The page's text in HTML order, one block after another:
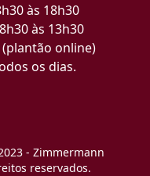
às 18h30
às 13h30
online)
os dias.
- Zimmermann
reservados.